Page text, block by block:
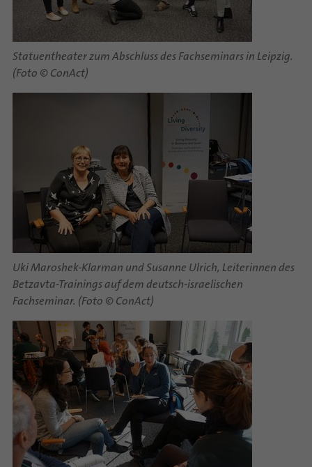
Statuentheater zum Abschluss des Fachseminars in Leipzig.
(Foto © ConAct)
Uki Maroshek-Klarman und Susanne Ulrich, Leiterinnen des
Betzavta-Trainings auf dem deutsch-israelischen
Fachseminar. (Foto © ConAct)